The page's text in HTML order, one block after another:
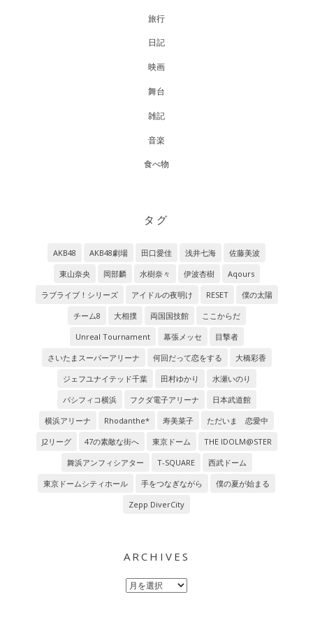
旅行
日記
映画
舞台
雑記
音楽
食べ物
タグ
AKB48 AKB48劇場 田口愛佳 浅井七海
佐藤美波
東山奈央
岡部麟 水樹奈々 伊波杏樹
Aqours
ラブライブ！シリーズ
アイドルの夜明け RESET
僕の太陽
チーム8
大相撲 両国国技館
ここからだ
Unreal Tournament
幕張メッセ
目撃者
さいたまスーパーアリーナ
何回だって恋をする
大橋彩香
ジェフユナイテッド千葉
田村ゆかり
水瀬いのり
パシフィコ横浜
フクダ電子アリーナ
日本武道館
横浜アリーナ
Rhodanthe* 寿美菜子
ただいま 恋愛中
J2リーグ
47の素敵な街へ 東京ドーム
THE IDOLM@STER
舞浜アンフィシアター
T-SQUARE
西武ドーム
東京ドームシティホール
手をつなぎながら
僕の夏が始まる
Zepp DiverCity
ARCHIVES
Archives